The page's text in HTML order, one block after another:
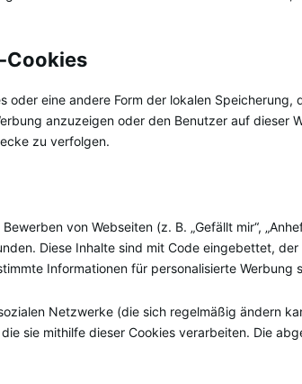
Cookies
oder eine andere Form der lokalen Speicherung,
anzuzeigen oder den Benutzer auf dieser
zu verfolgen.
von Webseiten (z. B. „Gefällt mir“,
Diese Inhalte sind mit Code eingebettet,
Informationen für personalisierte Werbung
Netzwerke (die sich regelmäßig ändern
sie mithilfe dieser Cookies verarbeiten. Die